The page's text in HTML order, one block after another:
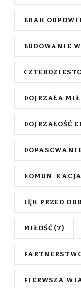
BRAK
BUDOWANIE
DOJRZAŁA
DOJRZAŁOŚĆ
DOPASOWANIE
KOMUNIKACJA
LĘK PRZED
MIŁOŚĆ (7)
PIERWSZA